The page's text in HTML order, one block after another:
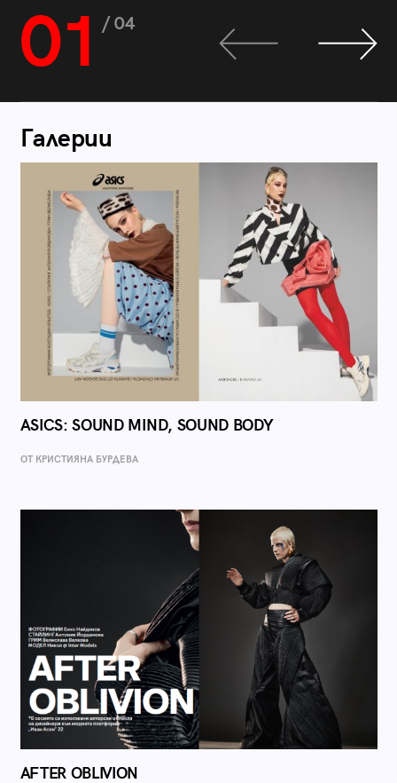
01 / 04
Галерии
ASICS: SOUND MIND, SOUND BODY
ОТ КРИСТИЯНА БУРДЕВА
AFTER OBLIVION